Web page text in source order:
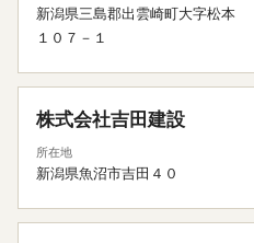
新潟県三島郡出雲崎町大字松本
１０７－１
株式会社吉田建設
所在地
新潟県魚沼市吉田４０